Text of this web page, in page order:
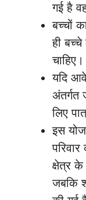
गई है
बच्चों
ही बच्चे
चाहिए।
यदि
अंतर्गत
लिए
इस
क्षेत्र के
जबकि